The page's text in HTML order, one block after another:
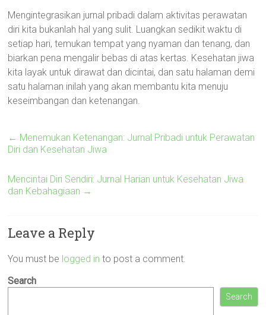
Mengintegrasikan jurnal pribadi dalam aktivitas perawatan
diri kita bukanlah hal yang sulit. Luangkan sedikit waktu di
setiap hari, temukan tempat yang nyaman dan tenang, dan
biarkan pena mengalir bebas di atas kertas. Kesehatan jiwa
kita layak untuk dirawat dan dicintai, dan satu halaman demi
satu halaman inilah yang akan membantu kita menuju
keseimbangan dan ketenangan.
← Menemukan Ketenangan: Jurnal Pribadi untuk Perawatan
Diri dan Kesehatan Jiwa
Mencintai Diri Sendiri: Jurnal Harian untuk Kesehatan Jiwa
dan Kebahagiaan →
Leave a Reply
You must be logged in to post a comment.
Search
Search